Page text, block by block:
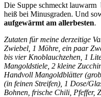
Die Suppe schmeckt
heiß bei Minusgraden. Und
aufgewärmt am allerbesten.
Zutaten für meine derzeitige
Zwiebel, 1 Möhre, ein paar
bis vier Knoblauchzehen, 1
Mangoldstiele, 2 kleine
Handvoll Mangoldblätter
(in feinen Streifen), 1 Dose/
Bohnen, frische Chili, Pfeffer,